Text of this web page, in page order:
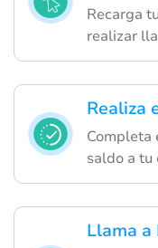
Recarga
realizar
Realiza
Completa
saldo a tu
Llama a